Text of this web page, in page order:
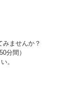
ませんか？
分間）
。